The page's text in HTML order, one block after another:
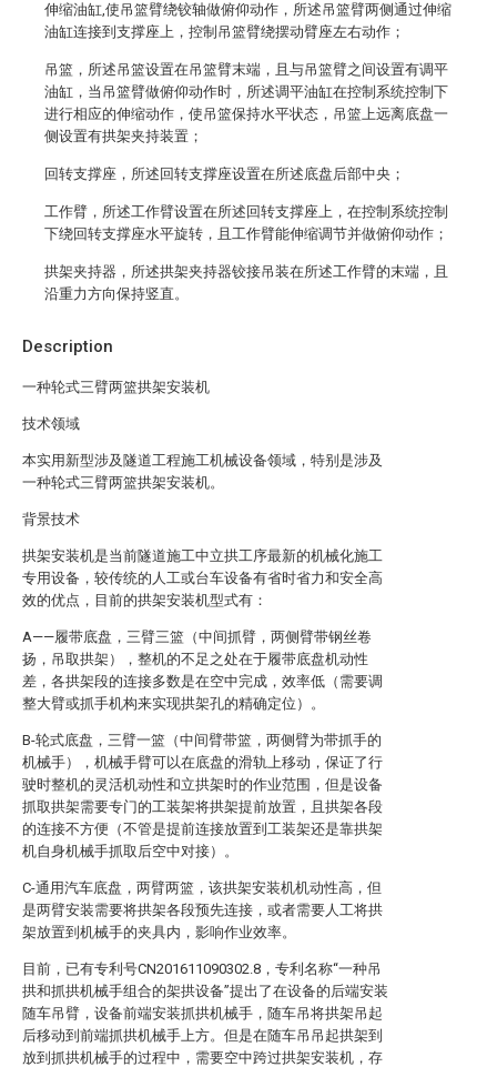
Description
一种轮式三臂两篮拱架安装机
技术领域
本实用新型涉及隧道工程施工机械设备领域，特别是涉及
一种轮式三臂两篮拱架安装机。
背景技术
拱架安装机是当前隧道施工中立拱工序最新的机械化施工
专用设备，较传统的人工或台车设备有省时省力和安全高
效的优点，目前的拱架安装机型式有：
A——履带底盘，三臂三篮（中间抓臂，两侧臂带钢丝卷
扬，吊取拱架），整机的不足之处在于履带底盘机动性
差，各拱架段的连接多数是在空中完成，效率低（需要调
整大臂或抓手机构来实现拱架孔的精确定位）。
B-轮式底盘，三臂一篮（中间臂带篮，两侧臂为带抓手的
机械手），机械手臂可以在底盘的滑轨上移动，保证了行
驶时整机的灵活机动性和立拱架时的作业范围，但是设备
抓取拱架需要专门的工装架将拱架提前放置，且拱架各段
的连接不方便（不管是提前连接放置到工装架还是靠拱架
机自身机械手抓取后空中对接）。
C-通用汽车底盘，两臂两篮，该拱架安装机机动性高，但
是两臂安装需要将拱架各段预先连接，或者需要人工将拱
架放置到机械手的夹具内，影响作业效率。
目前，已有专利号CN201611090302.8，专利名称“一种吊
拱和抓拱机械手组合的架拱设备”提出了在设备的后端安装
随车吊臂，设备前端安装抓拱机械手，随车吊将拱架吊起
后移动到前端抓拱机械手上方。但是在随车吊吊起拱架到
放到抓拱机械手的过程中，需要空中跨过拱架安装机，存
伸缩油缸,使吊篮臂绕铰轴做俯仰动作，所述吊篮臂两侧通过伸缩
油缸连接到支撑座上，控制吊篮臂绕摆动臂座左右动作；
吊篮，所述吊篮设置在吊篮臂末端，且与吊篮臂之间设置有调平
油缸，当吊篮臂做俯仰动作时，所述调平油缸在控制系统控制下
进行相应的伸缩动作，使吊篮保持水平状态，吊篮上远离底盘一
侧设置有拱架夹持装置；
回转支撑座，所述回转支撑座设置在所述底盘后部中央；
工作臂，所述工作臂设置在所述回转支撑座上，在控制系统控制
下绕回转支撑座水平旋转，且工作臂能伸缩调节并做俯仰动作；
拱架夹持器，所述拱架夹持器铰接吊装在所述工作臂的末端，且
沿重力方向保持竖直。